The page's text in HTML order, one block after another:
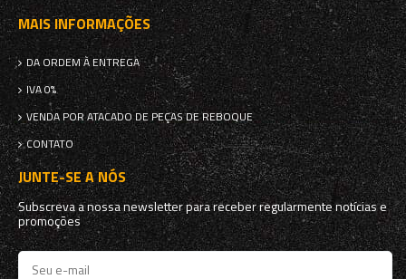
MAIS INFORMAÇÕES
DA ORDEM À ENTREGA
IVA 0%
VENDA POR ATACADO DE PEÇAS DE REBOQUE
CONTATO
JUNTE-SE A NÓS
Subscreva a nossa newsletter para receber regularmente notícias e
promoções